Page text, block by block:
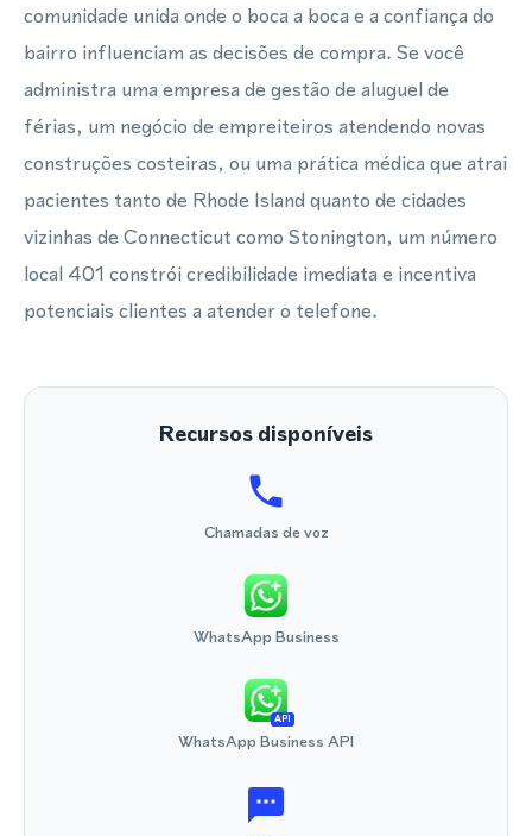
comunidade unida onde o boca a boca e a confiança do
bairro influenciam as decisões de compra. Se você
administra uma empresa de gestão de aluguel de
férias, um negócio de empreiteiros atendendo novas
construções costeiras, ou uma prática médica que atrai
pacientes tanto de Rhode Island quanto de cidades
vizinhas de Connecticut como Stonington, um número
local 401 constrói credibilidade imediata e incentiva
potenciais clientes a atender o telefone.
Recursos disponíveis
Chamadas de voz
WhatsApp Business
API
WhatsApp Business API